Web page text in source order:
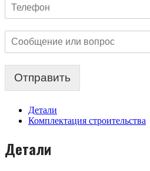
Отправить
Детали
Комплектация строительства
Детали